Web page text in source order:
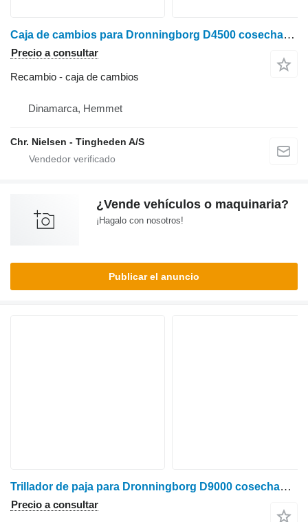
Caja de cambios para Dronningborg D4500 cosechadora de cereales
Precio a consultar
Recambio - caja de cambios
Dinamarca, Hemmet
Chr. Nielsen - Tingheden A/S
¿Vende vehículos o maquinaria?
¡Hagalo con nosotros!
Publicar el anuncio
Trillador de paja para Dronningborg D9000 cosechadora de cereales
Precio a consultar